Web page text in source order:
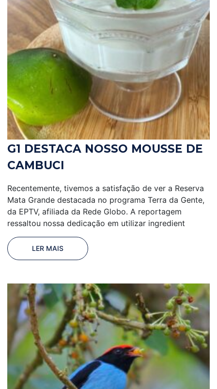
G1 DESTACA NOSSO MOUSSE DE
CAMBUCI
Recentemente, tivemos a satisfação de ver a Reserva
Mata Grande destacada no programa Terra da Gente,
da EPTV, afiliada da Rede Globo. A reportagem
ressaltou nossa dedicação em utilizar ingredient
LER MAIS